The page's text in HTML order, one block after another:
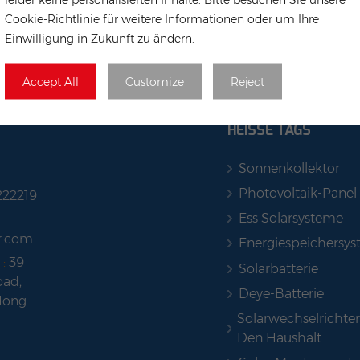
Cookie-Richtlinie für weitere Informationen oder um Ihre
Einwilligung in Zukunft zu ändern.
Accept All Customize Reject
:39
HEISSE TAGS
Sonnenkollektor
Photovoltaik-Panel
Ess Solarsysteme
Solarbatterie
Deye-Batterie
Den Haushalt